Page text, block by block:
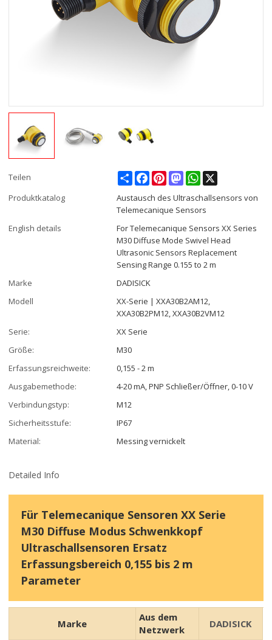
Teilen ShareFacebookPinterestMastodonWhatsApp
Produktkatalog
Austausch des Ultraschallsensors von
Telemecanique Sensors
English details
For Telemecanique Sensors XX Series
M30 Diffuse Mode Swivel Head
Ultrasonic Sensors Replacement
Sensing Range 0.155 to 2 m
Marke
DADISICK
Modell
XX-Serie | XXA30B2AM12,
XXA30B2PM12, XXA30B2VM12
Serie:
XX Serie
Größe:
M30
Erfassungsreichweite:
0,155 - 2 m
Ausgabemethode:
4-20 mA, PNP Schließer/Öffner, 0-10 V
Verbindungstyp:
M12
Sicherheitsstufe:
IP67
Material:
Messing vernickelt
Detailed Info
Für Telemecanique Sensoren XX Serie
M30 Diffuse Modus Schwenkkopf
Ultraschallsensoren Ersatz
Erfassungsbereich 0,155 bis 2 m
Parameter
Marke
Aus dem
Netzwerk
DADISICK